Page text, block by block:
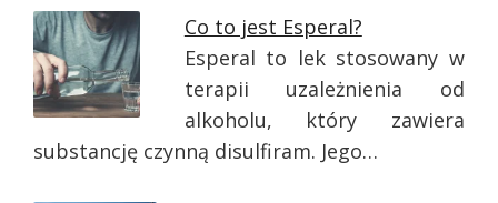
Co to jest Esperal?
Esperal to lek stosowany w
terapii uzależnienia od
alkoholu, który zawiera
substancję czynną disulfiram. Jego…